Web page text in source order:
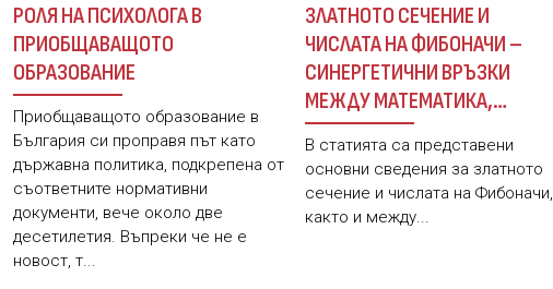
РОЛЯ НА ПСИХОЛОГА В
ПРИОБЩАВАЩОТО
ОБРАЗОВАНИЕ
Приобщаващото образование в
България си проправя път като
държавна политика, подкрепена от
съответните нормативни
документи, вече около две
десетилетия. Въпреки че не е
новост, т...
ЗЛАТНОТО СЕЧЕНИЕ И
ЧИСЛАТА НА ФИБОНАЧИ –
СИНЕРГЕТИЧНИ ВРЪЗКИ
МЕЖДУ МАТЕМАТИКА,
ИНФОРМАТИКА И МУЗИКА
В статията са представени
основни сведения за златното
сечение и числата на Фибоначи,
както и между...